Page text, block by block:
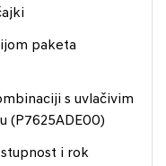
paketa
s uvlačivim
(P7625ADE00)
i rok